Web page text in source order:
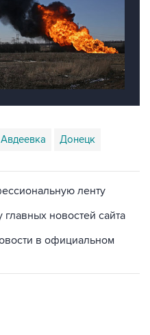
Авдеевка Донецк
ленту
новостей сайта
в официальном